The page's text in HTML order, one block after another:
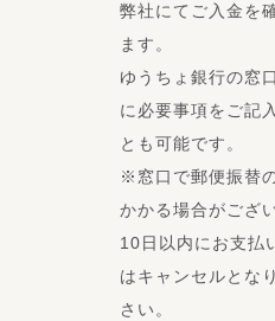
弊社にてご入金を
ます。
ゆうちょ銀行の窓
に必要事項をご記
とも可能です。
※窓口で郵便振替
かかる場合がござ
10日以内にお支払
はキャンセルとな
さい。